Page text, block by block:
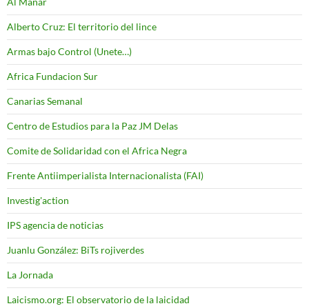
Alberto Cruz: El territorio del lince
Armas bajo Control (Unete…)
Africa Fundacion Sur
Canarias Semanal
Centro de Estudios para la Paz JM Delas
Comite de Solidaridad con el Africa Negra
Frente Antiimperialista Internacionalista (FAI)
Investig'action
IPS agencia de noticias
Juanlu González: BiTs rojiverdes
La Jornada
Laicismo.org: El observatorio de la laicidad